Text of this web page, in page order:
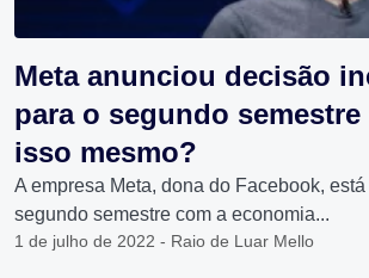
Meta anunciou decisão
para o segundo semestre
isso mesmo?
A empresa Meta, dona do Facebook,
segundo semestre com a economia...
1 de julho de 2022 - Raio de Luar Mello